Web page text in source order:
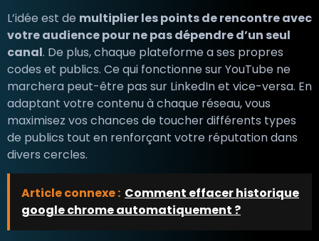
L’idée est de multiplier les points de rencontre avec
votre audience pour ne pas dépendre d’un seul
canal. De plus, chaque plateforme a ses propres
codes et publics. Ce qui fonctionne sur YouTube ne
marchera peut-être pas sur LinkedIn et vice-versa. En
adaptant votre contenu à chaque réseau, vous
maximisez vos chances de toucher différents types
de publics tout en renforçant votre réputation dans
divers cercles.
Article connexe : Comment effacer historique
google chrome automatiquement ?